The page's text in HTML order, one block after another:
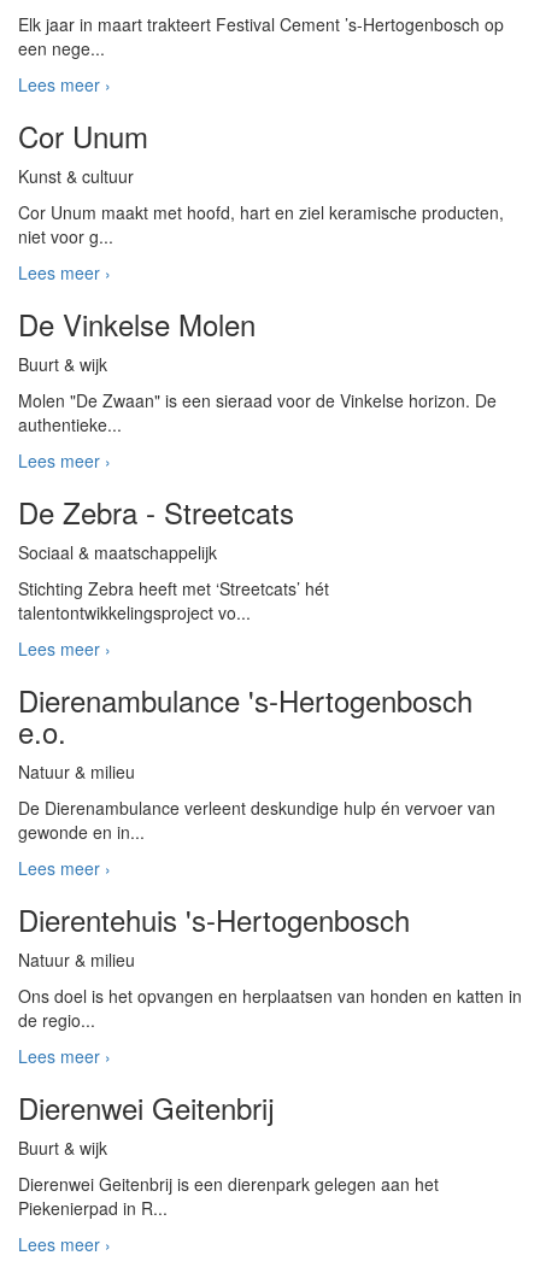
Elk jaar in maart trakteert Festival Cement ’s-Hertogenbosch op
een nege...
Lees meer ›
Cor Unum
Kunst & cultuur
Cor Unum maakt met hoofd, hart en ziel keramische producten,
niet voor g...
Lees meer ›
De Vinkelse Molen
Buurt & wijk
Molen "De Zwaan" is een sieraad voor de Vinkelse horizon. De
authentieke...
Lees meer ›
De Zebra - Streetcats
Sociaal & maatschappelijk
Stichting Zebra heeft met ‘Streetcats’ hét
talentontwikkelingsproject vo...
Lees meer ›
Dierenambulance 's-Hertogenbosch
e.o.
Natuur & milieu
De Dierenambulance verleent deskundige hulp én vervoer van
gewonde en in...
Lees meer ›
Dierentehuis 's-Hertogenbosch
Natuur & milieu
Ons doel is het opvangen en herplaatsen van honden en katten in
de regio...
Lees meer ›
Dierenwei Geitenbrij
Buurt & wijk
Dierenwei Geitenbrij is een dierenpark gelegen aan het
Piekenierpad in R...
Lees meer ›